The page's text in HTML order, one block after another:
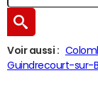
Voir aussi :
Guindrecourt-sur-